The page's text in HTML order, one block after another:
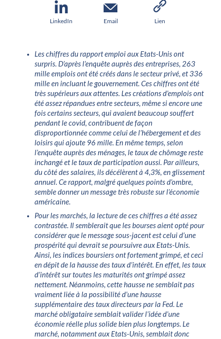
LinkedIn Email Lien
Les chiffres du rapport emploi aux Etats-Unis ont
surpris. D’après l’enquête auprès des entreprises, 263
mille emplois ont été créés dans le secteur privé, et 336
mille en incluant le gouvernement. Ces chiffres ont été
très supérieurs aux attentes. Les créations d’emplois ont
été assez répandues entre secteurs, même si encore une
fois certains secteurs, qui avaient beaucoup souffert
pendant le covid, contribuent de façon
disproportionnée comme celui de l’hébergement et des
loisirs qui ajoute 96 mille. En même temps, selon
l’enquête auprès des ménages, le taux de chômage reste
inchangé et le taux de participation aussi. Par ailleurs,
du côté des salaires, ils décélèrent à 4,3%, en glissement
annuel. Ce rapport, malgré quelques points d’ombre,
semble donner un message très robuste sur l’économie
américaine.
Pour les marchés, la lecture de ces chiffres a été assez
contrastée. Il semblerait que les bourses aient opté pour
considérer que le message sous-jacent est celui d’une
prospérité qui devrait se poursuivre aux Etats-Unis.
Ainsi, les indices boursiers ont fortement grimpé, et ceci
en dépit de la hausse des taux d’intérêt. En effet, les taux
d’intérêt sur toutes les maturités ont grimpé assez
nettement. Néanmoins, cette hausse ne semblait pas
vraiment liée à la possibilité d’une hausse
supplémentaire des taux directeurs par la Fed. Le
marché obligataire semblait valider l’idée d’une
économie réelle plus solide bien plus longtemps. Le
marché, notamment aux Etats-Unis, semblait donc